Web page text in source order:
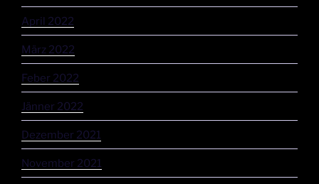
April 2022
März 2022
Feber 2022
Jänner 2022
Dezember 2021
November 2021